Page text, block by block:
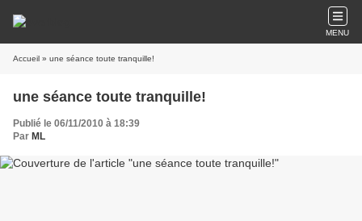
MENU
Accueil » une séance toute tranquille!
une séance toute tranquille!
Publié le 06/11/2010 à 18:39
Par ML